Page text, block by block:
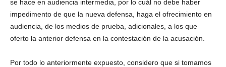
se hace en audiencia intermedia, por lo cuál no debe haber
impedimento de que la nueva defensa, haga el ofrecimiento en
audiencia, de los medios de prueba, adicionales, a los que
oferto la anterior defensa en la contestación de la acusación.
Por todo lo anteriormente expuesto, considero que si tomamos